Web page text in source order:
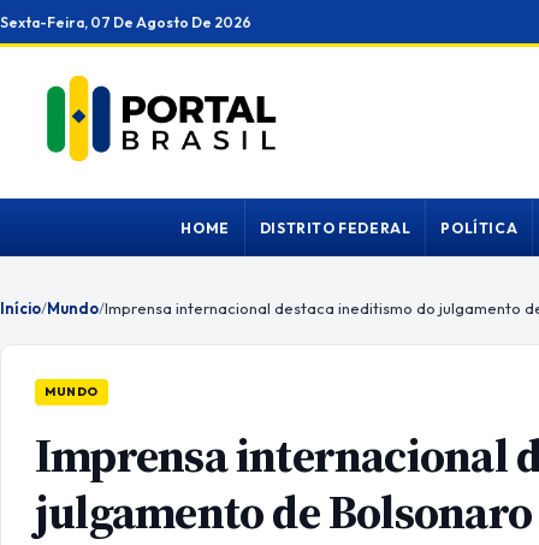
Ir
para
conteúdo
Sexta-Feira, 07 De Agosto De 2026
HOME DISTRITO FEDERAL POLÍTICA
Início/Mundo/Imprensa internacional destaca ineditismo do julgamento
MUNDO
Imprensa internacional
julgamento de Bolsonaro